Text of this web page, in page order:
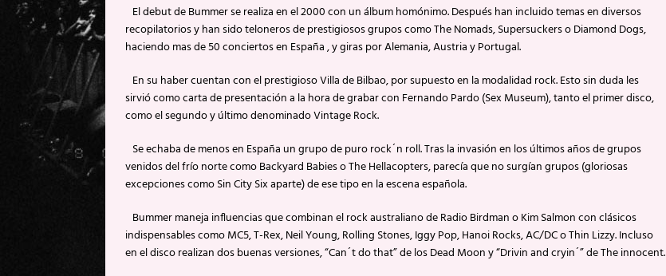
El debut de Bummer se realiza en el 2000 con un álbum homónimo. Después han incluido temas en diversos
recopilatorios y han sido teloneros de prestigiosos grupos como The Nomads, Supersuckers o Diamond Dogs,
haciendo mas de 50 conciertos en España , y giras por Alemania, Austria y Portugal.
En su haber cuentan con el prestigioso Villa de Bilbao, por supuesto en la modalidad rock. Esto sin duda les
sirvió como carta de presentación a la hora de grabar con Fernando Pardo (Sex Museum), tanto el primer disco,
como el segundo y último denominado Vintage Rock.
Se echaba de menos en España un grupo de puro rock´n roll. Tras la invasión en los últimos años de grupos
venidos del frío norte como Backyard Babies o The Hellacopters, parecía que no surgían grupos (gloriosas
excepciones como Sin City Six aparte) de ese tipo en la escena española.
Bummer maneja influencias que combinan el rock australiano de Radio Birdman o Kim Salmon con clásicos
indispensables como MC5, T-Rex, Neil Young, Rolling Stones, Iggy Pop, Hanoi Rocks, AC/DC o Thin Lizzy. Incluso
en el disco realizan dos buenas versiones, “Can´t do that” de los Dead Moon y “Drivin and cryin´” de The innocent.